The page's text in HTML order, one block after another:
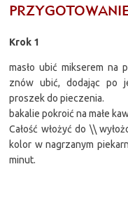
Krok 1
masło ubić mikserem na
znów ubić, dodając po
proszek do pieczenia.
bakalie pokroić na małe
Całość włożyć do \\
kolor w nagrzanym
minut.